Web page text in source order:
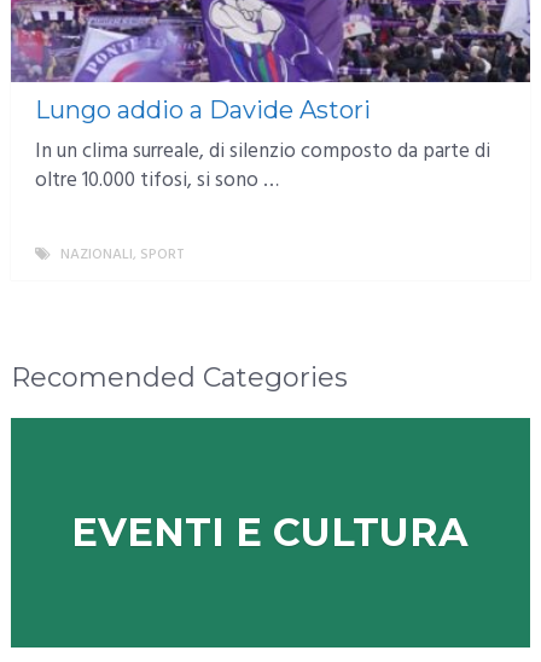
Lungo addio a Davide Astori
In un clima surreale, di silenzio composto da parte di
oltre 10.000 tifosi, si sono …
NAZIONALI, SPORT
Recomended Categories
EVENTI E CULTURA